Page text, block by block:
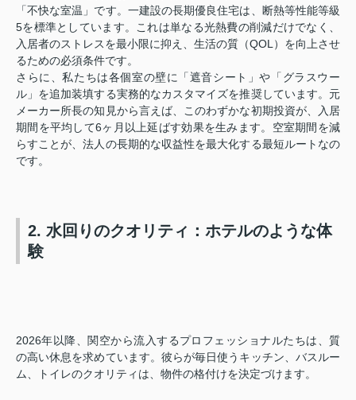
「不快な室温」です。一建設の長期優良住宅は、断熱等性能等級
5を標準としています。これは単なる光熱費の削減だけでなく、
入居者のストレスを最小限に抑え、生活の質（QOL）を向上させ
るための必須条件です。
さらに、私たちは各個室の壁に「遮音シート」や「グラスウー
ル」を追加装填する実務的なカスタマイズを推奨しています。元
メーカー所長の知見から言えば、このわずかな初期投資が、入居
期間を平均して6ヶ月以上延ばす効果を生みます。空室期間を減
らすことが、法人の長期的な収益性を最大化する最短ルートなの
です。
2. 水回りのクオリティ：ホテルのような体
験
2026年以降、関空から流入するプロフェッショナルたちは、質
の高い休息を求めています。彼らが毎日使うキッチン、バスルー
ム、トイレのクオリティは、物件の格付けを決定づけます。